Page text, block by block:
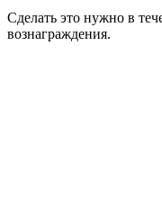
Сделать это нужно в
вознаграждения.